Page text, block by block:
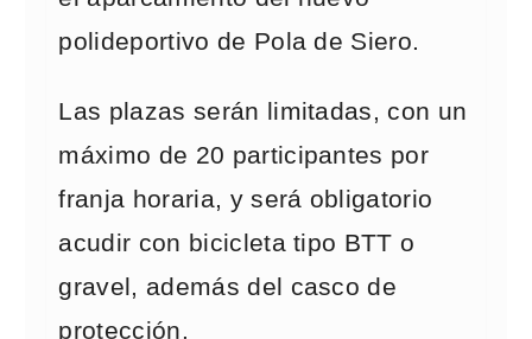
polideportivo de Pola de Siero.
Las plazas serán limitadas, con un
máximo de 20 participantes por
franja horaria, y será obligatorio
acudir con bicicleta tipo BTT o
gravel, además del casco de
protección.